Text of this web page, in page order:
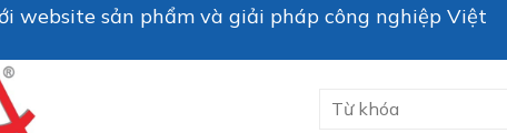
website sản phẩm và giải pháp công nghiệp Việt